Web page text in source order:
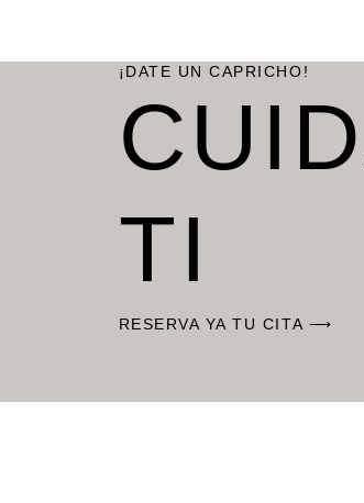
¡DATE UN CAPRICHO!
TI
RESERVA YA TU CITA ⟶